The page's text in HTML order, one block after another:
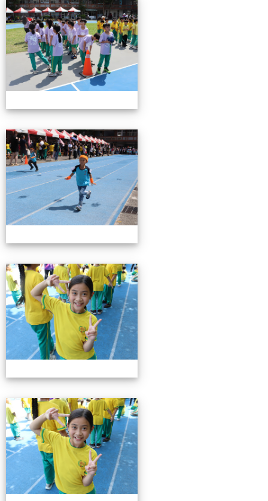
0503運動會花絮-3
0503運動會花絮-3
0503運動會花絮-3